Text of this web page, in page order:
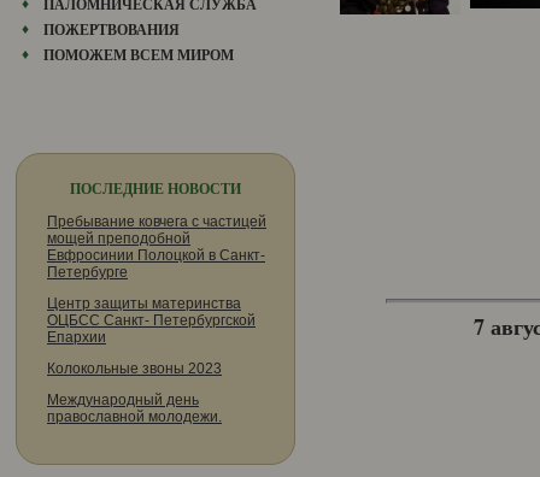
ПАЛОМНИЧЕСКАЯ СЛУЖБА
ПОЖЕРТВОВАНИЯ
ПОМОЖЕМ ВСЕМ МИРОМ
ПОСЛЕДНИЕ НОВОСТИ
Пребывание ковчега с частицей
мощей преподобной
Евфросинии Полоцкой в Санкт-
Петербурге
Центр защиты материнства
ОЦБСС Санкт- Петербургской
Епархии
Колокольные звоны 2023
Международный день
православной молодежи.
7